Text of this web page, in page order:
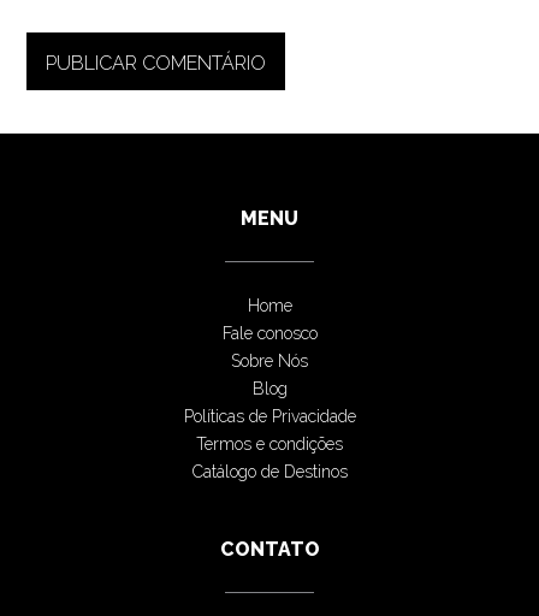
MENU
Home
Fale conosco
Sobre Nós
Blog
Políticas de Privacidade
Termos e condições
Catálogo de Destinos
CONTATO